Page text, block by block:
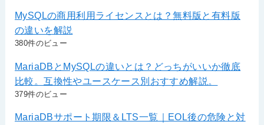
MySQLの商用利用ライセンスとは？無料版と有料版
の違いを解説
380件のビュー
MariaDBとMySQLの違いとは？どっちがいいか徹底
比較。互換性やユースケース別おすすめ解説。
379件のビュー
MariaDBサポート期限＆LTS一覧｜EOL後の危険と対